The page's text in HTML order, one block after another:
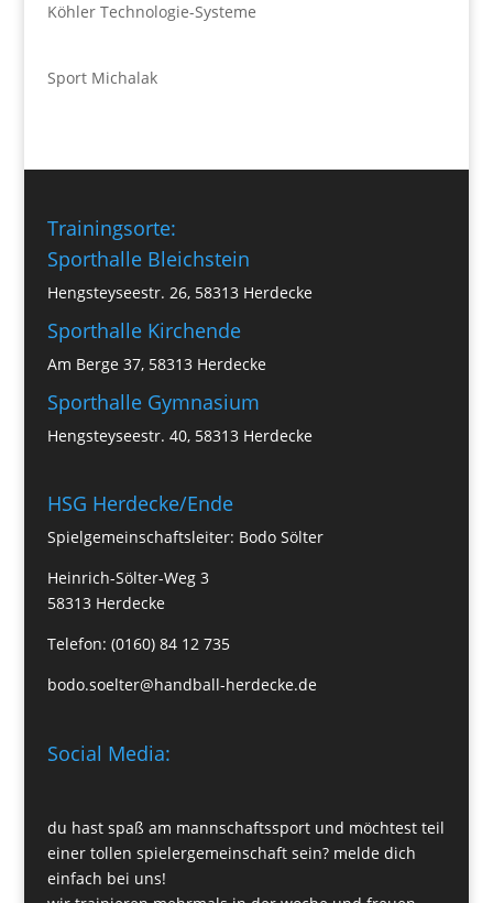
Köhler Technologie-Systeme
Sport Michalak
Trainingsorte:
Sporthalle Bleichstein
Hengsteyseestr. 26, 58313 Herdecke
Sporthalle Kirchende
Am Berge 37, 58313 Herdecke
Sporthalle Gymnasium
Hengsteyseestr. 40, 58313 Herdecke
HSG Herdecke/Ende
Spielgemeinschaftsleiter: Bodo Sölter
Heinrich-Sölter-Weg 3
58313 Herdecke
Telefon: (0160) 84 12 735
bodo.soelter@handball-herdecke.de
Social Media:
du hast spaß am mannschaftssport und möchtest teil
einer tollen spielergemeinschaft sein? melde dich
einfach bei uns!